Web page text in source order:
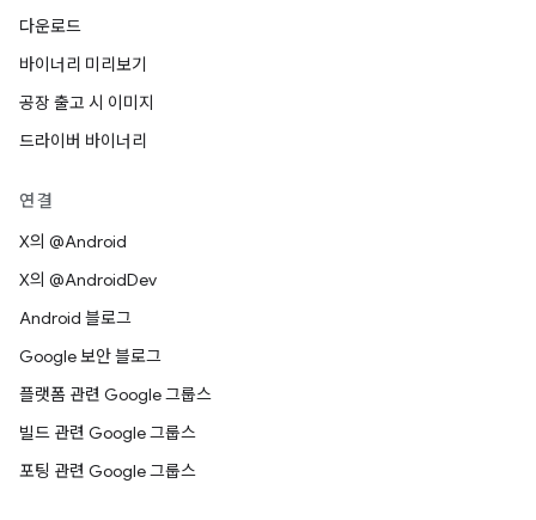
다운로드
바이너리 미리보기
공장 출고 시 이미지
드라이버 바이너리
연결
X의 @Android
X의 @AndroidDev
Android 블로그
Google 보안 블로그
플랫폼 관련 Google 그룹스
빌드 관련 Google 그룹스
포팅 관련 Google 그룹스